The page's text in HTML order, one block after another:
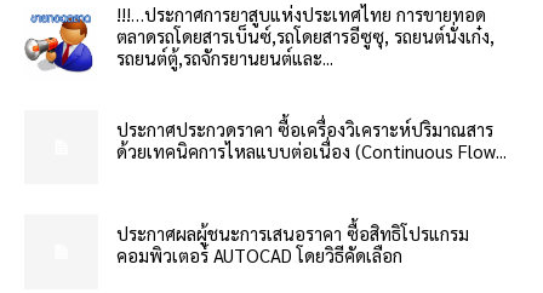
!!!…ประกาศการยาสูบแห่งประเทศไทย การขายทอด
ตลาดรถโดยสารเบ็นซ์,รถโดยสารอีซูซุ, รถยนต์นั่งเก๋ง,
รถยนต์ตู้,รถจักรยานยนต์และ...
ประกาศประกวดราคา ซื้อเครื่องวิเคราะห์ปริมาณสาร
ด้วยเทคนิคการไหลแบบต่อเนื่อง (Continuous Flow...
ประกาศผลผู้ชนะการเสนอราคา ซื้อสิทธิโปรแกรม
คอมพิวเตอร์ AUTOCAD โดยวิธีคัดเลือก